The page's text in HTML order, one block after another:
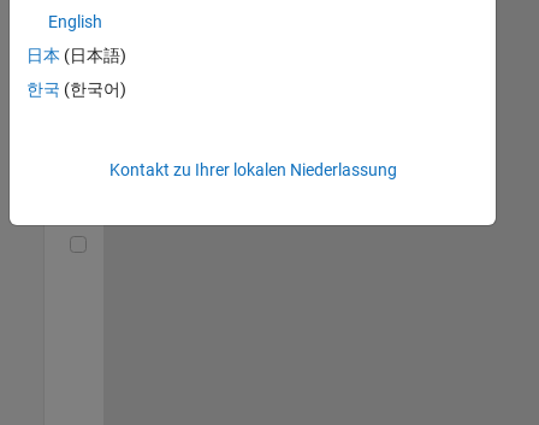
Senior Utilities and Energy Market Developer (m/f/d)
and Energy
Market
Developer
Marketing |
English
日本 (日本語)
한국 (한국어)
Kontakt zu Ihrer lokalen Niederlassung